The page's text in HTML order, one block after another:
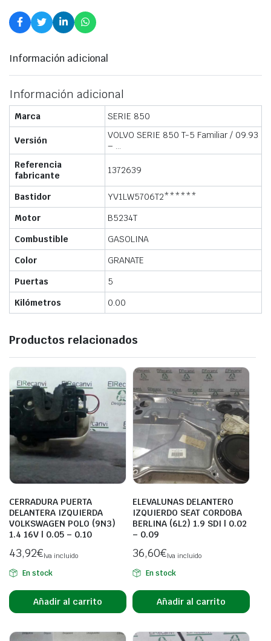
Información adicional
Información adicional
Marca SERIE 850
Versión
VOLVO SERIE 850 T-5 Familiar / 09.93
– …
Referencia
fabricante
1372639
Bastidor
YV1LW5706T2******
Motor
B5234T
Combustible
GASOLINA
Color
GRANATE
Puertas
5
Kilómetros
0.00
Productos relacionados
CERRADURA PUERTA
DELANTERA IZQUIERDA
VOLKSWAGEN POLO (9N3)
1.4 16V | 0.05 – 0.10
43,92€Iva incluido
En stock
Añadir al carrito
ELEVALUNAS DELANTERO
IZQUIERDO SEAT CORDOBA
BERLINA (6L2) 1.9 SDI | 0.02
– 0.09
36,60€Iva incluido
En stock
Añadir al carrito